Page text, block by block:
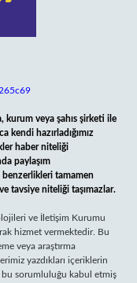
kurum veya şahıs şirketi ile
kendi hazırladığımız
haber niteliği
paylaşım
benzerlikleri tamamen
tavsiye niteliği taşımazlar.
ve İletişim Kurumu
hizmet vermektedir. Bu
veya araştırma
yazdıkları içeriklerin
sorumluluğu kabul etmiş